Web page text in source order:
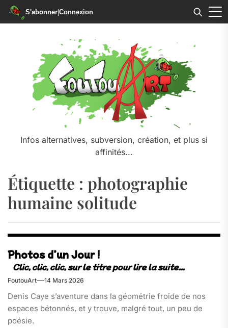
S'abonner|Connexion
Infos alternatives, subversion, création, et plus si
affinités...
Étiquette : photographie
humaine solitude
Photos d’un Jour !
FoutouArt 14 Mars 2026
Denis Caye s’aventure dans la géométrie froide de nos
espaces bétonnés, et y trouve, malgré tout, un peu de
poésie.